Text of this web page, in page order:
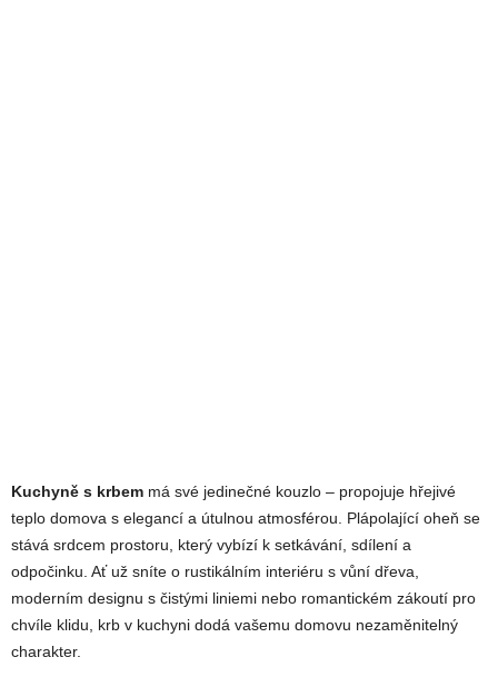
Kuchyně s krbem má své jedinečné kouzlo – propojuje hřejivé
teplo domova s elegancí a útulnou atmosférou. Plápolající oheň se
stává srdcem prostoru, který vybízí k setkávání, sdílení a
odpočinku. Ať už sníte o rustikálním interiéru s vůní dřeva,
moderním designu s čistými liniemi nebo romantickém zákoutí pro
chvíle klidu, krb v kuchyni dodá vašemu domovu nezaměnitelný
charakter.